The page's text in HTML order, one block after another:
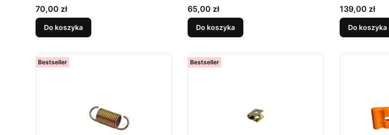
Cena
70,00 zł
Do koszyka
Cena
65,00 zł
Do koszyka
Cena
139,00 zł
Do koszyka
Bestseller Bestseller